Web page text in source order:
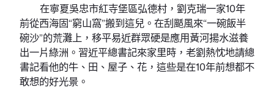
在寧夏吳忠市紅寺堡區弘德村，劉克瑞一家10年
前從西海固“窮山窩”搬到這兒。在刮颳風來“一碗飯半
碗沙”的荒灘上，移平易近群眾硬是應用黃河揚水滋養
出一片綠洲。習近平總書記來家里時，老劉熱忱地請總
書記看他的牛、田、屋子、花，這些是在10年前想都不
敢想的好光景。